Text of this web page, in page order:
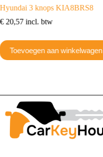
Hyundai 3 knops KIA8BRS8
€ 20,57 incl. btw
Toevoegen aan winkelwagen